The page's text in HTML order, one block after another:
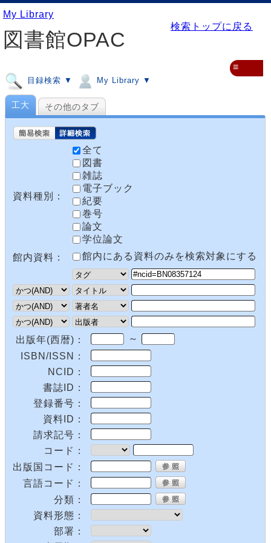
My Library
図書館OPAC
検索トップに戻る
目録検索 ▼ My Library ▼
≡
工大 その他のタブ
資料種別：
全て
図書
雑誌
電子ブック
紀要
巻号
論文
学位論文
館内資料：
館内にある資料のみを検索対象にする
出版年(西暦)：
～
ISBN/ISSN：
NCID：
書誌ID：
登録番号：
資料ID：
請求記号：
コード：
出版国コード：
言語コード：
分類：
資料形態：
部署：